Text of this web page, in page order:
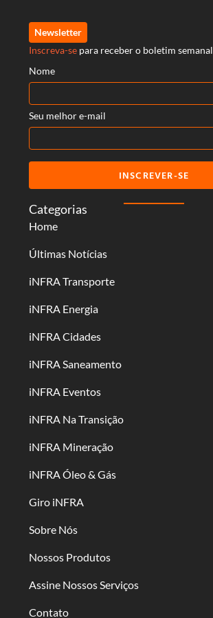
Categorias
Home
Últimas Notícias
iNFRA Transporte
iNFRA Energia
iNFRA Cidades
iNFRA Saneamento
iNFRA Eventos
iNFRA Na Transição
iNFRA Mineração
iNFRA Óleo & Gás
Giro iNFRA
Sobre Nós
Nossos Produtos
Assine Nossos Serviços
Contato
Newsletter
Inscreva-se para receber o boletim semanal
Nome
Seu melhor e-mail
INSCREVER-SE